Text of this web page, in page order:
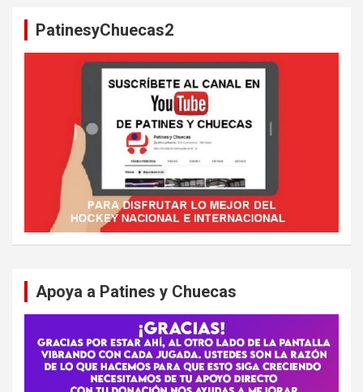
PatinesyChuecas2
Apoya a Patines y Chuecas